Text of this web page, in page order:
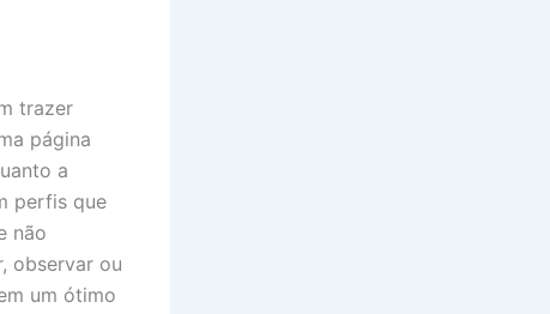
trazer
página
a
perfis que
não
observar ou
um ótimo